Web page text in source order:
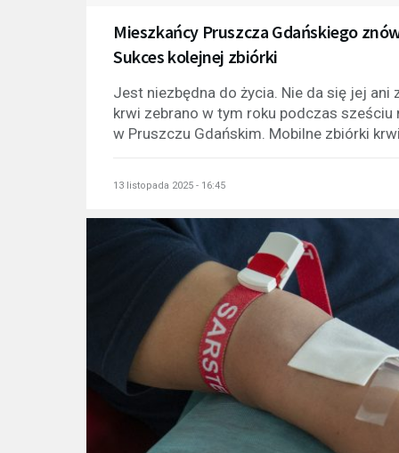
Mieszkańcy Pruszcza Gdańskiego
Sukces kolejnej zbiórki
Jest niezbędna do życia. Nie da się jej
krwi zebrano w tym roku podczas
w Pruszczu Gdańskim. Mobilne zbiórki
13 listopada 2025 - 16:45